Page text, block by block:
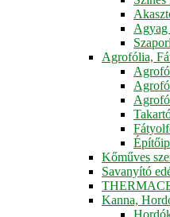
Agyag
Agrofólia,
Kőműves
Savanyító
Kanna,